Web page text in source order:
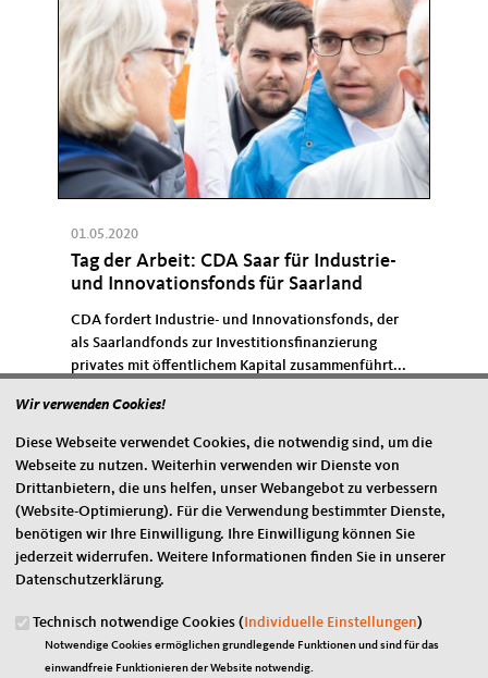
01.05.2020
Tag der Arbeit: CDA Saar für Industrie-
und Innovationsfonds für Saarland
CDA fordert Industrie- und Innovationsfonds, der
als Saarlandfonds zur Investitionsfinanzierung
privates mit öffentlichem Kapital zusammenführt...
18.01.2020
Wir verwenden Cookies!
Diese Webseite verwendet Cookies, die notwendig sind, um die
Webseite zu nutzen. Weiterhin verwenden wir Dienste von
Drittanbietern, die uns helfen, unser Webangebot zu verbessern
(Website-Optimierung). Für die Verwendung bestimmter Dienste,
benötigen wir Ihre Einwilligung. Ihre Einwilligung können Sie
jederzeit widerrufen. Weitere Informationen finden Sie in unserer
Datenschutzerklärung.
Technisch notwendige Cookies (Individuelle Einstellungen)
Notwendige Cookies ermöglichen grundlegende Funktionen und sind für das
einwandfreie Funktionieren der Website notwendig.